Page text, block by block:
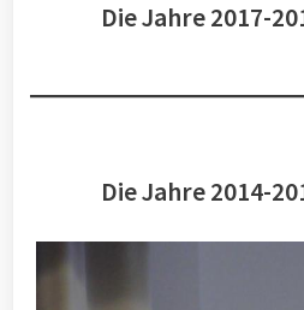
Die Jahre 2017-
Die Jahre 2014-